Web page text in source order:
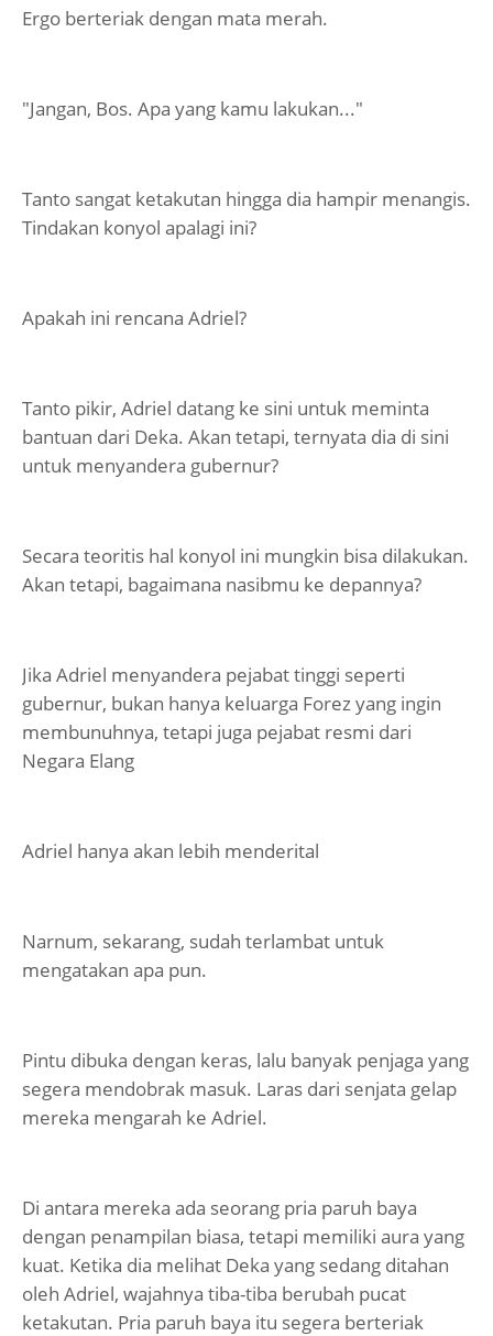
Ergo berteriak dengan mata merah.
"Jangan, Bos. Apa yang kamu lakukan..."
Tanto sangat ketakutan hingga dia hampir menangis.
Tindakan konyol apalagi ini?
Apakah ini rencana Adriel?
Tanto pikir, Adriel datang ke sini untuk meminta
bantuan dari Deka. Akan tetapi, ternyata dia di sini
untuk menyandera gubernur?
Secara teoritis hal konyol ini mungkin bisa dilakukan.
Akan tetapi, bagaimana nasibmu ke depannya?
Jika Adriel menyandera pejabat tinggi seperti
gubernur, bukan hanya keluarga Forez yang ingin
membunuhnya, tetapi juga pejabat resmi dari
Negara Elang
Adriel hanya akan lebih menderital
Narnum, sekarang, sudah terlambat untuk
mengatakan apa pun.
Pintu dibuka dengan keras, lalu banyak penjaga yang
segera mendobrak masuk. Laras dari senjata gelap
mereka mengarah ke Adriel.
Di antara mereka ada seorang pria paruh baya
dengan penampilan biasa, tetapi memiliki aura yang
kuat. Ketika dia melihat Deka yang sedang ditahan
oleh Adriel, wajahnya tiba-tiba berubah pucat
ketakutan. Pria paruh baya itu segera berteriak